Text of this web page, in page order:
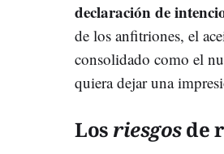
declaración de
de los anfitriones, el
consolidado como el
quiera dejar una
Los riesgosde